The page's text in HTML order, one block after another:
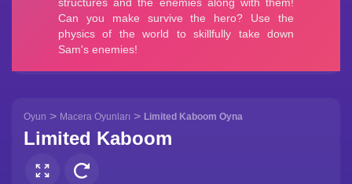
Oyun > Macera Oyunları > Limited Kaboom Oyna
Limited Kaboom